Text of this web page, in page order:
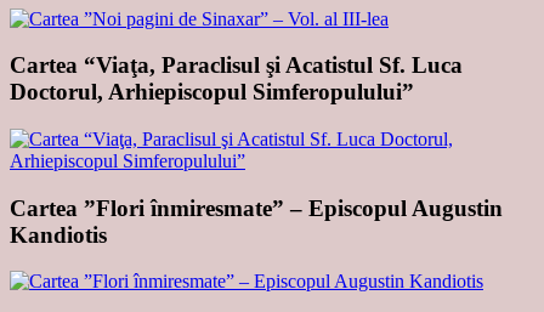
Cartea “Viaţa, Paraclisul şi Acatistul Sf. Luca
Doctorul, Arhiepiscopul Simferopulului”
Cartea ”Flori înmiresmate” – Episcopul Augustin
Kandiotis